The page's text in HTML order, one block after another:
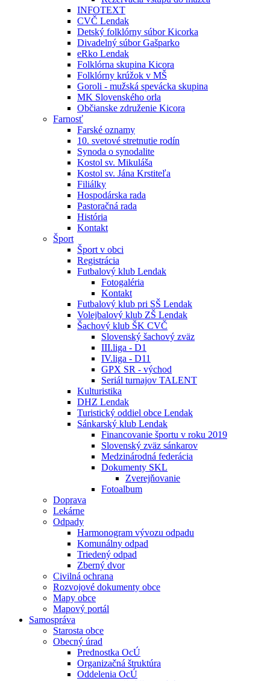
INFOTEXT
CVČ Lendak
Detský folklórny súbor Kicorka
Divadelný súbor Gašparko
eRko Lendak
Folklórna skupina Kicora
Folklórny krúžok v MŠ
Goroli - mužská spevácka skupina
MK Slovenského orla
Občianske združenie Kicora
Farnosť
Farské oznamy
10. svetové stretnutie rodín
Synoda o synodalite
Kostol sv. Mikuláša
Kostol sv. Jána Krstiteľa
Filiálky
Hospodárska rada
Pastoračná rada
História
Kontakt
Šport
Šport v obci
Registrácia
Futbalový klub Lendak
Fotogaléria
Kontakt
Futbalový klub pri SŠ Lendak
Volejbalový klub ZŠ Lendak
Šachový klub ŠK CVČ
Slovenský šachový zväz
III.liga - D1
IV.liga - D11
GPX SR - východ
Seriál turnajov TALENT
Kulturistika
DHZ Lendak
Turistický oddiel obce Lendak
Sánkarský klub Lendak
Financovanie športu v roku 2019
Slovenský zväz sánkarov
Medzinárodná federácia
Dokumenty SKL
Zverejňovanie
Fotoalbum
Doprava
Lekárne
Odpady
Harmonogram vývozu odpadu
Komunálny odpad
Triedený odpad
Zberný dvor
Civilná ochrana
Rozvojové dokumenty obce
Mapy obce
Mapový portál
Samospráva
Starosta obce
Obecný úrad
Prednostka OcÚ
Organizačná štruktúra
Oddelenia OcÚ